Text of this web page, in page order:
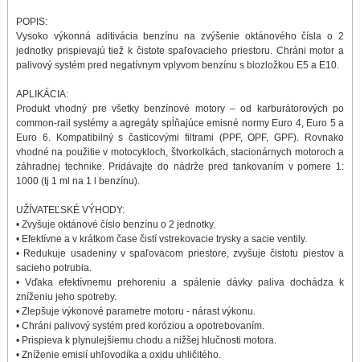
POPIS:
Vysoko výkonná aditivácia benzínu na zvýšenie oktánového čísla o 2
jednotky prispievajú tiež k čistote spaľovacieho priestoru. Chráni motor a
palivový systém pred negatívnym vplyvom benzínu s biozložkou E5 a E10.
APLIKÁCIA:
Produkt vhodný pre všetky benzínové motory – od karburátorových po
common-rail systémy a agregáty spĺňajúce emisné normy Euro 4, Euro 5 a
Euro 6. Kompatibilný s časticovými filtrami (PPF, OPF, GPF). Rovnako
vhodné na použitie v motocykloch, štvorkolkách, stacionárnych motoroch a
záhradnej technike. Pridávajte do nádrže pred tankovaním v pomere 1:
1000 (tj 1 ml na 1 l benzínu).
UŽÍVATEĽSKÉ VÝHODY:
• Zvyšuje oktánové číslo benzínu o 2 jednotky.
• Efektívne a v krátkom čase čistí vstrekovacie trysky a sacie ventily.
• Redukuje usadeniny v spaľovacom priestore, zvyšuje čistotu piestov a
sacieho potrubia.
• Vďaka efektívnemu prehoreniu a spálenie dávky paliva dochádza k
zníženiu jeho spotreby.
• Zlepšuje výkonové parametre motoru - nárast výkonu.
• Chráni palivový systém pred koróziou a opotrebovaním.
• Prispieva k plynulejšiemu chodu a nižšej hlučnosti motora.
• Zníženie emisií uhľovodíka a oxidu uhličitého.